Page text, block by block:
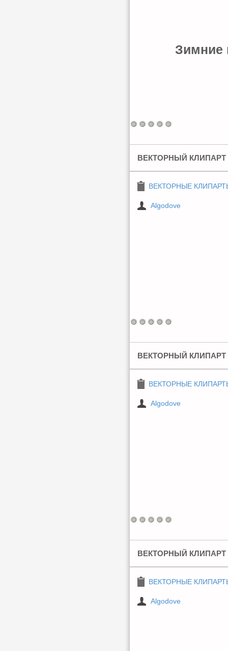
Зимние
ВЕКТОРНЫЙ КЛИПАРТ
ВЕКТОРНЫЕ
Algodove
ВЕКТОРНЫЙ КЛИПАРТ
ВЕКТОРНЫЕ
Algodove
ВЕКТОРНЫЙ КЛИПАРТ
ВЕКТОРНЫЕ
Algodove